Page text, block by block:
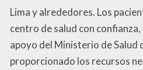
Lima y alrededores. Los
centro de salud con
apoyo del Ministerio de Salud
proporcionado los recursos